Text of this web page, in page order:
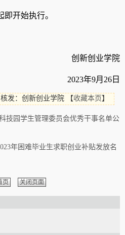
开始执行。
创新创业学院
2023年9月 26 日
核发：创新创业学院 【收藏本页 】
技园学生管理委员会优秀干事名单公
年困难毕业生求职创业补贴发放名
页 关闭页面